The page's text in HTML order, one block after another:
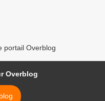
portail Overblog
Overblog